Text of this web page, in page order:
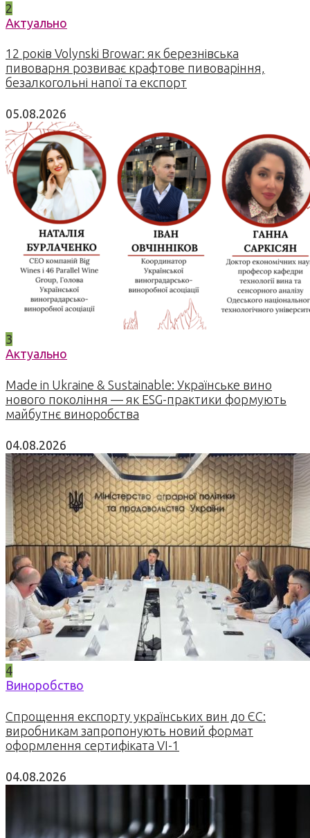
2
Актуально
12 років Volynski Browar: як березнівська
пивоварня розвиває крафтове пивоваріння,
безалкогольні напої та експорт
05.08.2026
3
Актуально
Made in Ukraine & Sustainable: Українське вино
нового покоління — як ESG-практики формують
майбутнє виноробства
04.08.2026
4
Виноробство
Спрощення експорту українських вин до ЄС:
виробникам запропонують новий формат
оформлення сертифіката VI-1
04.08.2026